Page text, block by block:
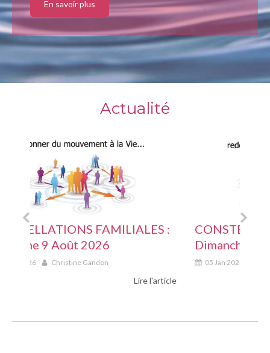
En savoir plus
Actualité
CONSTELLATIONS FAMILIALES :
Dimanche 15 Mars 2026
05 Jan 2026 Christine Gandon